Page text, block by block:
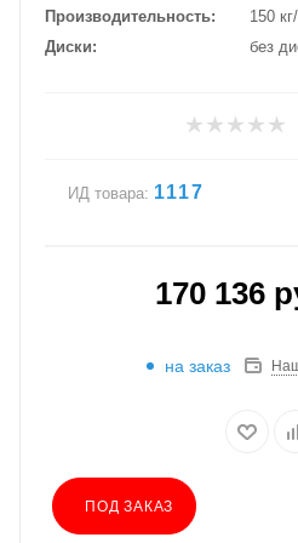
Производительность
150
Диски
без
ИД товара: 1117
170 136
на заказ
ПОД ЗАКАЗ